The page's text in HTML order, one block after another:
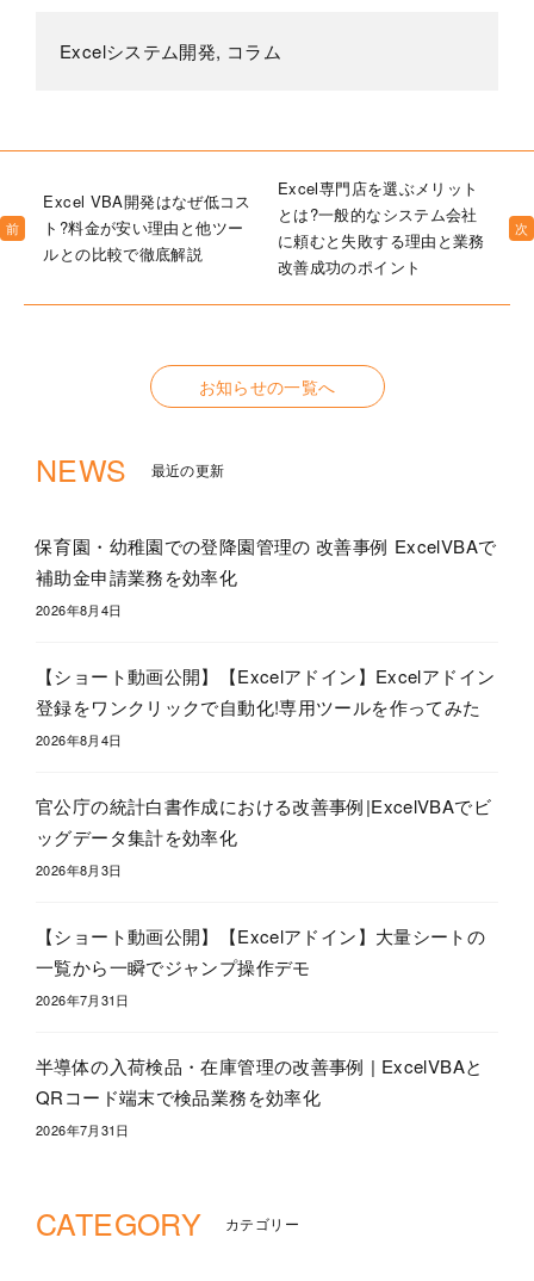
Excelシステム開発, コラム
前
Excel VBA開発はなぜ低コス
ト?料金が安い理由と他ツー
ルとの比較で徹底解説
Excel専門店を選ぶメリット
とは?一般的なシステム会社
に頼むと失敗する理由と業務
改善成功のポイント
次
お知らせの一覧へ
NEWS 最近の更新
保育園・幼稚園での登降園管理の 改善事例 ExcelVBAで
補助金申請業務を効率化
2026年8月4日
【ショート動画公開】【Excelアドイン】Excelアドイン
登録をワンクリックで自動化!専用ツールを作ってみた
2026年8月4日
官公庁の統計白書作成における改善事例|ExcelVBAでビ
ッグデータ集計を効率化
2026年8月3日
【ショート動画公開】【Excelアドイン】大量シートの
一覧から一瞬でジャンプ操作デモ
2026年7月31日
半導体の入荷検品・在庫管理の改善事例 | ExcelVBAと
QRコード端末で検品業務を効率化
2026年7月31日
CATEGORY カテゴリー